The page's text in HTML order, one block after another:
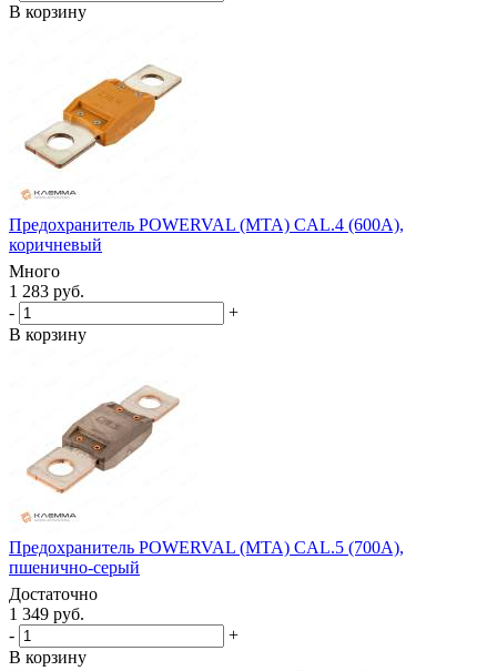
В корзину
Предохранитель POWERVAL (MTA) CAL.4 (600А),
коричневый
Много
1 283 руб.
-
+
В корзину
Предохранитель POWERVAL (MTA) CAL.5 (700А),
пшенично-серый
Достаточно
1 349 руб.
-
+
В корзину